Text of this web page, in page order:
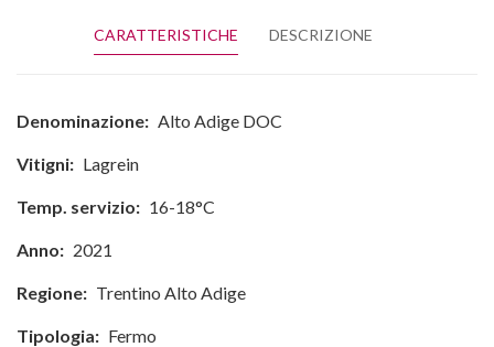
CARATTERISTICHE DESCRIZIONE
Denominazione: Alto Adige DOC
Vitigni: Lagrein
Temp. servizio: 16-18°C
Anno: 2021
Regione: Trentino Alto Adige
Tipologia: Fermo